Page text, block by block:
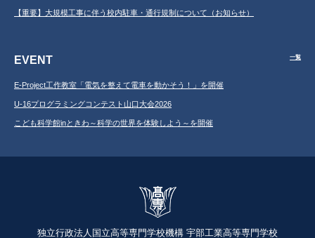
【重要】大規模工事に伴う校内駐車・通行規制について（お知らせ）
EVENT 一覧
E-Project工作教室「電気を整えて電車を動かそう！」を開催
U-16プログラミングコンテスト山口大会2026
こども科学館inときわ～科学の世界を体験しよう～を開催
独立行政法人国立高等専門学校機構 宇部工業高等専門学校